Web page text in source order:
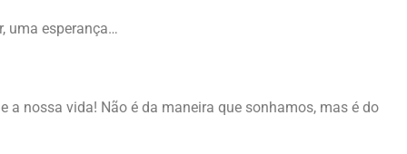
uma esperança…
a nossa vida! Não é da maneira que sonhamos, mas é do